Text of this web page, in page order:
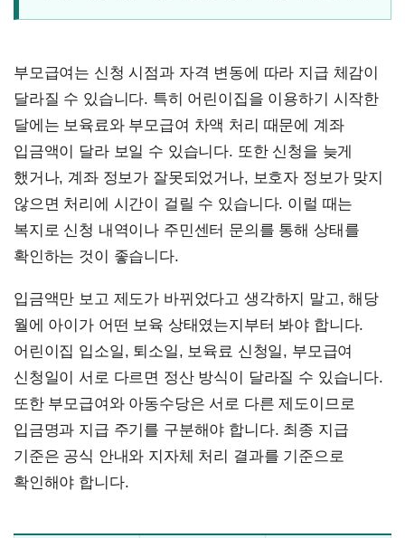
부모급여는 신청 시점과 자격 변동에 따라 지급 체감이
달라질 수 있습니다. 특히 어린이집을 이용하기 시작한
달에는 보육료와 부모급여 차액 처리 때문에 계좌
입금액이 달라 보일 수 있습니다. 또한 신청을 늦게
했거나, 계좌 정보가 잘못되었거나, 보호자 정보가 맞지
않으면 처리에 시간이 걸릴 수 있습니다. 이럴 때는
복지로 신청 내역이나 주민센터 문의를 통해 상태를
확인하는 것이 좋습니다.
입금액만 보고 제도가 바뀌었다고 생각하지 말고, 해당
월에 아이가 어떤 보육 상태였는지부터 봐야 합니다.
어린이집 입소일, 퇴소일, 보육료 신청일, 부모급여
신청일이 서로 다르면 정산 방식이 달라질 수 있습니다.
또한 부모급여와 아동수당은 서로 다른 제도이므로
입금명과 지급 주기를 구분해야 합니다. 최종 지급
기준은 공식 안내와 지자체 처리 결과를 기준으로
확인해야 합니다.